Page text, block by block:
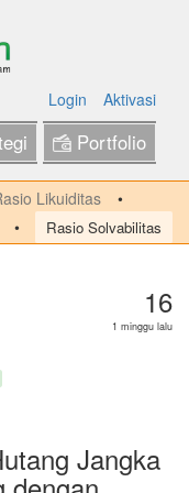
Login Aktivasi
Portfolio
Likuiditas
Rasio Solvabilitas
16
1 minggu lalu
Jangka